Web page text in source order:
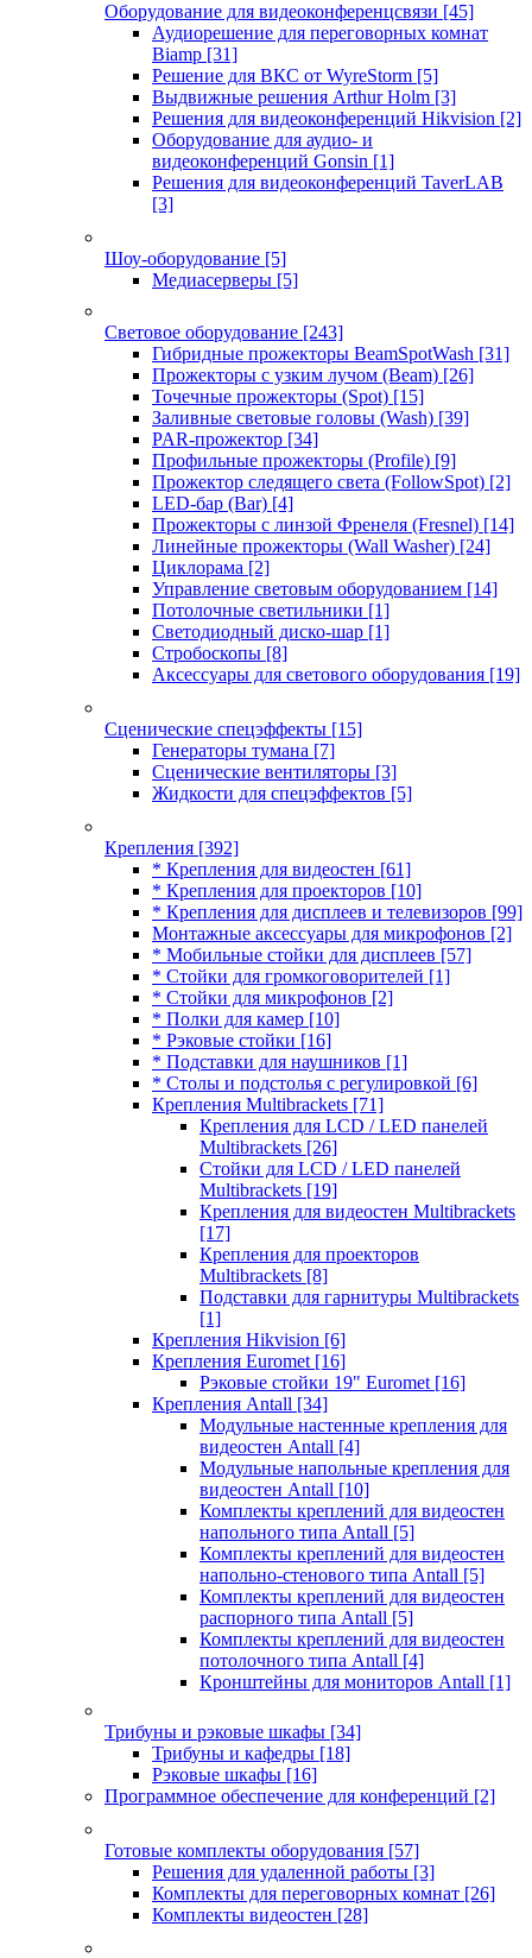
Оборудование для видеоконференцсвязи [45]
Аудиорешение для переговорных комнат
Biamp [31]
Решение для ВКС от WyreStorm [5]
Выдвижные решения Arthur Holm [3]
Решения для видеоконференций Hikvision [2]
Оборудование для аудио- и
видеоконференций Gonsin [1]
Решения для видеоконференций TaverLAB
[3]
Шоу-оборудование [5]
Медиасерверы [5]
Световое оборудование [243]
Гибридные прожекторы BeamSpotWash [31]
Прожекторы с узким лучом (Beam) [26]
Точечные прожекторы (Spot) [15]
Заливные световые головы (Wash) [39]
PAR-прожектор [34]
Профильные прожекторы (Profile) [9]
Прожектор следящего света (FollowSpot) [2]
LED-бар (Bar) [4]
Прожекторы с линзой Френеля (Fresnel) [14]
Линейные прожекторы (Wall Washer) [24]
Циклорама [2]
Управление световым оборудованием [14]
Потолочные светильники [1]
Светодиодный диско-шар [1]
Стробоскопы [8]
Аксессуары для светового оборудования [19]
Сценические спецэффекты [15]
Генераторы тумана [7]
Сценические вентиляторы [3]
Жидкости для спецэффектов [5]
Крепления [392]
* Крепления для видеостен [61]
* Крепления для проекторов [10]
* Крепления для дисплеев и телевизоров [99]
Монтажные аксессуары для микрофонов [2]
* Мобильные стойки для дисплеев [57]
* Стойки для громкоговорителей [1]
* Стойки для микрофонов [2]
* Полки для камер [10]
* Рэковые стойки [16]
* Подставки для наушников [1]
* Столы и подстолья с регулировкой [6]
Крепления Multibrackets [71]
Крепления для LCD / LED панелей
Multibrackets [26]
Стойки для LCD / LED панелей
Multibrackets [19]
Крепления для видеостен Multibrackets
[17]
Крепления для проекторов
Multibrackets [8]
Подставки для гарнитуры Multibrackets
[1]
Крепления Hikvision [6]
Крепления Euromet [16]
Рэковые стойки 19" Euromet [16]
Крепления Antall [34]
Модульные настенные крепления для
видеостен Antall [4]
Модульные напольные крепления для
видеостен Antall [10]
Комплекты креплений для видеостен
напольного типа Antall [5]
Комплекты креплений для видеостен
напольно-стенового типа Antall [5]
Комплекты креплений для видеостен
распорного типа Antall [5]
Комплекты креплений для видеостен
потолочного типа Antall [4]
Кронштейны для мониторов Antall [1]
Трибуны и рэковые шкафы [34]
Трибуны и кафедры [18]
Рэковые шкафы [16]
Программное обеспечение для конференций [2]
Готовые комплекты оборудования [57]
Решения для удаленной работы [3]
Комплекты для переговорных комнат [26]
Комплекты видеостен [28]